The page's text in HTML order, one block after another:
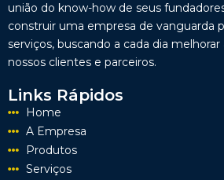
união do know-how de seus
construir uma empresa de vanguarda
serviços, buscando a cada dia
nossos clientes e parceiros.
Links Rápidos
Home
A Empresa
Produtos
Serviços